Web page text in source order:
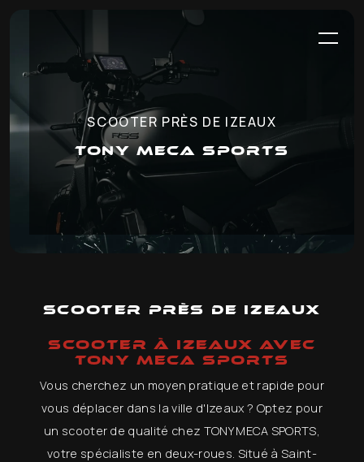
SCOOTER PRÈS DE IZEAUX
TONY MECA SPORTS
Scooter près de Izeaux
SCOOTER À IZEAUX AVEC
TONY MECA SPORTS
Vous cherchez un moyen pratique et rapide pour
vous déplacer dans la ville d'Izeaux ? Optez pour
un scooter de qualité chez TONY MECA SPORTS,
votre spécialiste en deux-roues. Situé à Saint-
Panneau de gestion des cookies